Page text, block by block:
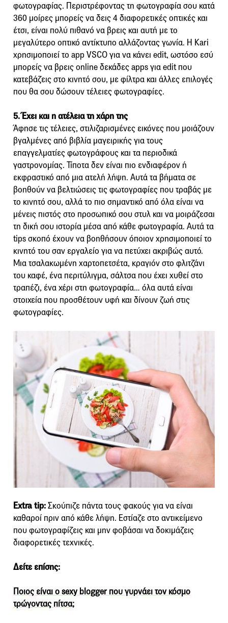
φωτογραφίας. Περιστρέφοντας τη φωτογραφία σου κατά
360 μοίρες μπορείς να δεις 4 διαφορετικές οπτικές και
έτσι, είναι πολύ πιθανό να βρεις και αυτή με το
μεγαλύτερο οπτικό αντίκτυπο αλλάζοντας γωνία. Η Kari
χρησιμοποιεί το app VSCO για να κάνει edit, ωστόσο εσύ
μπορείς να βρεις online δεκάδες apps για edit που
κατεβάζεις στο κινητό σου, με φίλτρα και άλλες επιλογές
που θα σου δώσουν τέλειες φωτογραφίες.
5. Έχει και η ατέλεια τη χάρη της
Άφησε τις τέλειες, στιλιζαρισμένες εικόνες που μοιάζουν
βγαλμένες από βιβλία μαγειρικής για τους
επαγγελματίες φωτογράφους και τα περιοδικά
γαστρονομίας. Τίποτα δεν είναι πιο ενδιαφέρον ή
εκφραστικό από μια ατελή λήψη. Αυτά τα βήματα σε
βοηθούν να βελτιώσεις τις φωτογραφίες που τραβάς με
το κινητό σου, αλλά το πιο σημαντικό από όλα είναι να
μένεις πιστός στο προσωπικό σου στυλ και να μοιράζεσαι
τη δική σου ιστορία μέσα από κάθε φωτογραφία. Αυτά τα
tips σκοπό έχουν να βοηθήσουν όποιον χρησιμοποιεί το
κινητό του σαν εργαλείο για να πετύχει ακριβώς αυτό.
Μια τσαλακωμένη χαρτοπετσέτα, κραγιόν στο φλιτζάνι
του καφέ, ένα περιτύλιγμα, σάλτσα που έχει χυθεί στο
τραπέζι, ένα χέρι στη φωτογραφία… όλα αυτά είναι
στοιχεία που προσθέτουν υφή και δίνουν ζωή στις
φωτογραφίες.
Extra tip:Σκούπιζε πάντα τους φακούς για να είναι
καθαροί πριν από κάθε λήψη. Εστίαζε στο αντικείμενο
που φωτογραφίζεις και μην φοβάσαι να δοκιμάζεις
διαφορετικές τεχνικές.
Δείτε επίσης:
Ποιος είναι ο sexy blogger που γυρνάει τον κόσμο
τρώγοντας πίτσα;